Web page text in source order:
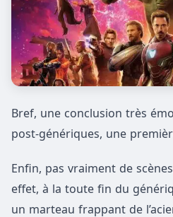
Bref, une conclusion très
post-génériques, une
Enfin, pas vraiment de
effet, à la toute fin du
un marteau frappant de